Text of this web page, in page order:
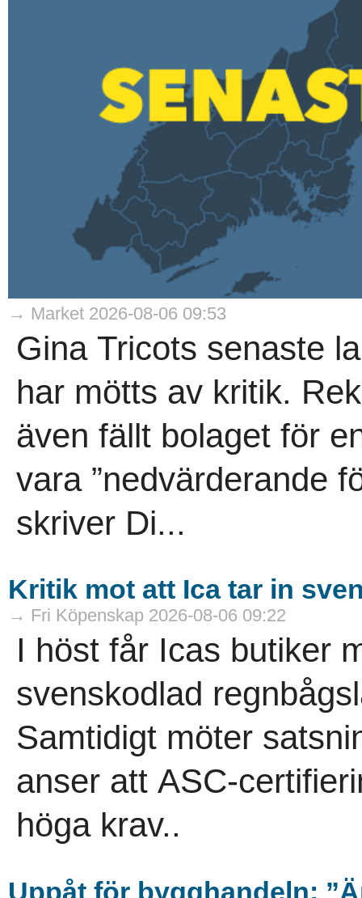
→ Market 2026-08-06 09:53
Gina Tricots senaste
har mötts av kritik.
även fällt bolaget för
vara ”nedvärderande
skriver Di...
Kritik mot att Ica tar in
→ Fri Köpenskap 2026-08-06 09:22
I höst får Icas butiker
svenskodlad
Samtidigt möter
anser att ASC-
höga krav..